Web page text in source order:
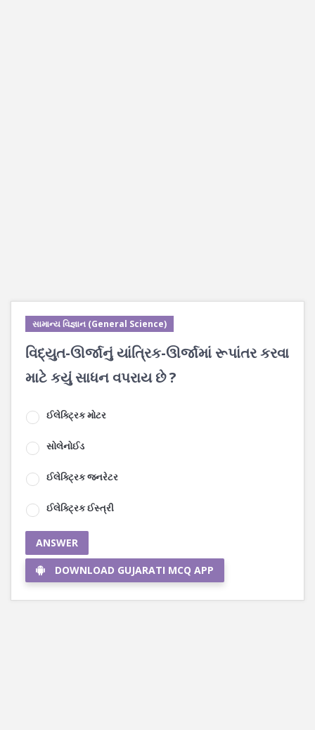
સામાન્ય વિજ્ઞાન (General Science)
વિદ્યુત-ઊર્જાનું યાંત્રિક-ઊર્જામાં રૂપાંતર કરવા
માટે કયું સાધન વપરાય છે ?
ઈલેક્ટ્રિક મોટર
સોલેનોઈડ
ઈલેક્ટ્રિક જનરેટર
ઈલેક્ટ્રિક ઈસ્ત્રી
ANSWER
DOWNLOAD GUJARATI MCQ APP